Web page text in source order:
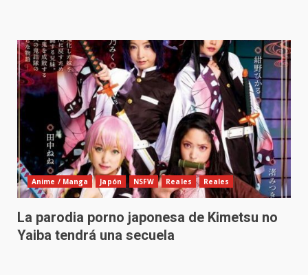
Anime / Manga Japón NSFW Reales Reales
La parodia porno japonesa de Kimetsu no
Yaiba tendrá una secuela